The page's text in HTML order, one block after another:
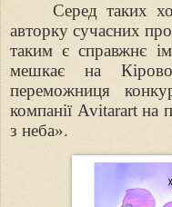
Серед таких
авторку сучасних
таким є справжнє
мешкає на
переможниця
компанії Avitarart на
з неба».